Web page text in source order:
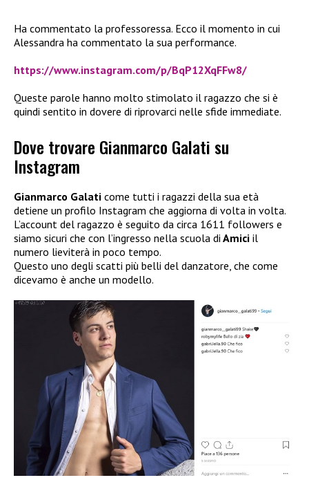
Ha commentato la professoressa. Ecco il momento in cui
Alessandra ha commentato la sua performance.
https://www.instagram.com/p/BqP12XqFFw8/
Queste parole hanno molto stimolato il ragazzo che si è
quindi sentito in dovere di riprovarci nelle sfide immediate.
Dove trovare Gianmarco Galati su
Instagram
Gianmarco Galati come tutti i ragazzi della sua età
detiene un profilo Instagram che aggiorna di volta in volta.
L’account del ragazzo è seguito da circa 1611 followers e
siamo sicuri che con l’ingresso nella scuola di Amici il
numero lieviterà in poco tempo.
Questo uno degli scatti più belli del danzatore, che come
dicevamo è anche un modello.